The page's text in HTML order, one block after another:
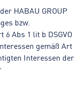
HABAU GROUP
bzw.
Abs 1 lit b DSGVO
gemäß Art
Interessen der